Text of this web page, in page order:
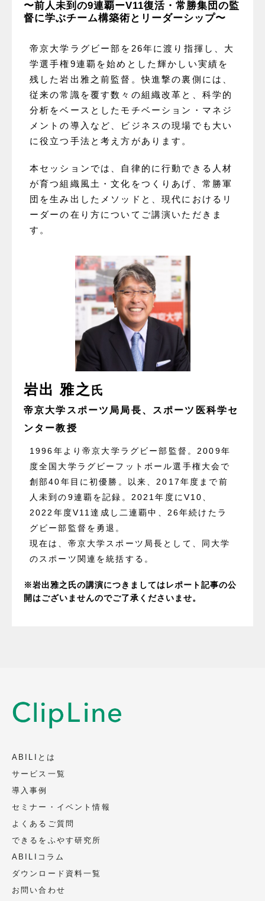
〜前人未到の9連覇ーV11復活・常勝集団の監
督に学ぶチーム構築術とリーダーシップ〜
帝京大学ラグビー部を26年に渡り指揮し、大
学選手権9連覇を始めとした輝かしい実績を
残した岩出雅之前監督。快進撃の裏側には、
従来の常識を覆す数々の組織改革と、科学的
分析をベースとしたモチベーション・マネジ
メントの導入など、ビジネスの現場でも大い
に役立つ手法と考え方があります。
本セッションでは、自律的に行動できる人材
が育つ組織風土・文化をつくりあげ、常勝軍
団を生み出したメソッドと、現代におけるリ
ーダーの在り方についてご講演いただきま
す。
岩出 雅之 氏
帝京大学スポーツ局局長、スポーツ医科学セ
ンター教授
1996年より帝京大学ラグビー部監督。2009年
度全国大学ラグビーフットボール選手権大会で
創部40年目に初優勝。以来、2017年度まで前
人未到の9連覇を記録。2021年度にV10、
2022年度V11達成し二連覇中、26年続けたラ
グビー部監督を勇退。
現在は、帝京大学スポーツ局長として、同大学
のスポーツ関連を統括する。
※岩出雅之氏の講演につきましてはレポート記事の公
開はございませんのでご了承くださいませ。
ABILIとは
サービス一覧
導入事例
セミナー・イベント情報
よくあるご質問
できるをふやす研究所
ABILIコラム
ダウンロード資料一覧
お問い合わせ